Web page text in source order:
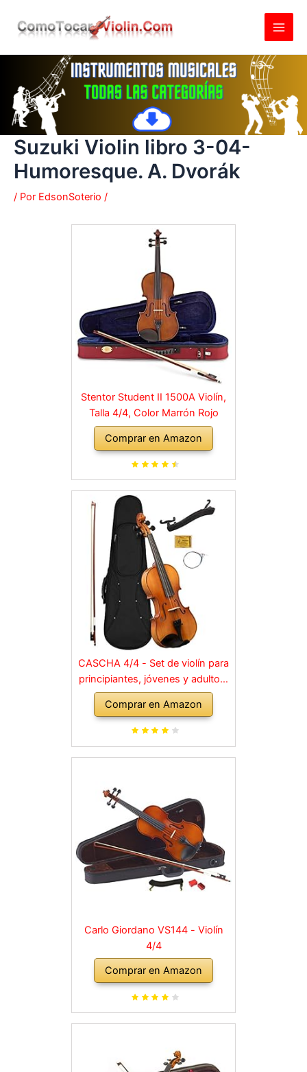
Suzuki Violin libro 3-04-
Humoresque. A. Dvorák
/ Por EdsonSoterio /
Stentor Student II 1500A Violín,
Talla 4/4, Color Marrón Rojo
Comprar en Amazon
CASCHA 4/4 - Set de violín para
principiantes, jóvenes y adultos,
violín macizo con arco, colofonia,
cuerdas de repuesto, soporte
para hombro, maletín, abeto
Comprar en Amazon
Carlo Giordano VS144 - Violín
4/4
Comprar en Amazon